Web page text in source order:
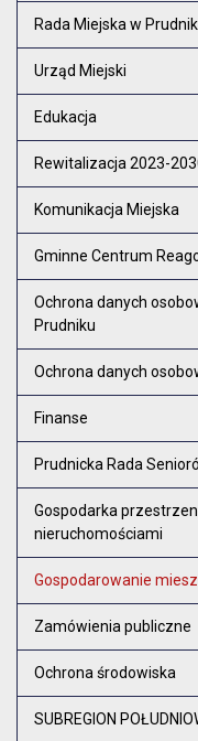
Rada Miejska w
Urząd Miejski
Edukacja
Rewitalizacja 2023-
Komunikacja Miejska
Gminne Centrum
Ochrona danych
Prudniku
Ochrona danych
Finanse
Prudnicka Rada
Gospodarka
nieruchomościami
Gospodarowanie
Zamówienia publiczne
Ochrona środowiska
SUBREGION